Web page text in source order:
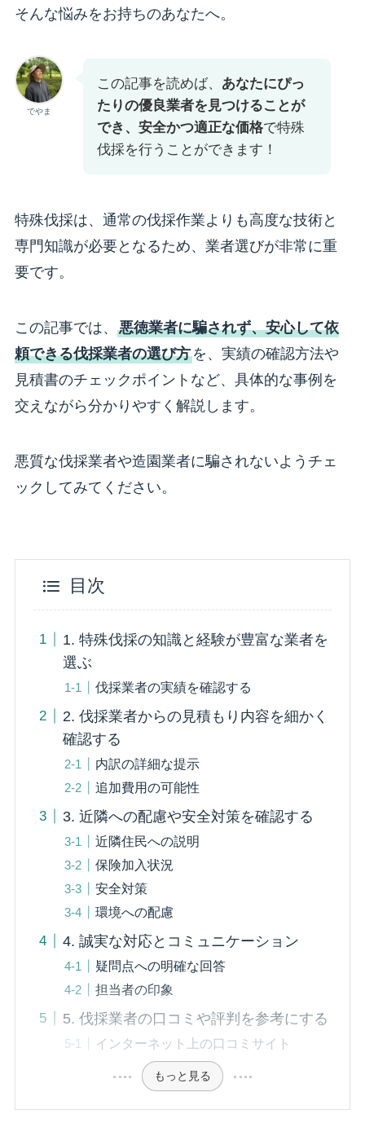
そんな悩みをお持ちのあなたへ。
でやま
この記事を読めば、 あなたにぴっ
たりの優良業者を見つけることが
でき、安全かつ適正な価格で特殊
伐採を行うことができます！
特殊伐採は、通常の伐採作業よりも高度な技術と
専門知識が必要となるため、業者選びが非常に重
要です。
この記事では、 悪徳業者に騙されず、安心して依
頼できる伐採業者の選び方を、実績の確認方法や
見積書のチェックポイントなど、具体的な事例を
交えながら分かりやすく解説します。
悪質な伐採業者や造園業者に騙されないようチェ
ックしてみてください。
目次
1. 特殊伐採の知識と経験が豊富な業者を
選ぶ
伐採業者の実績を確認する
2. 伐採業者からの見積もり内容を細かく
確認する
内訳の詳細な提示
追加費用の可能性
3. 近隣への配慮や安全対策を確認する
近隣住民への説明
保険加入状況
安全対策
環境への配慮
4. 誠実な対応とコミュニケーション
疑問点への明確な回答
担当者の印象
5. 伐採業者の口コミや評判を参考にする
インターネット上の口コミサイト
もっと見る